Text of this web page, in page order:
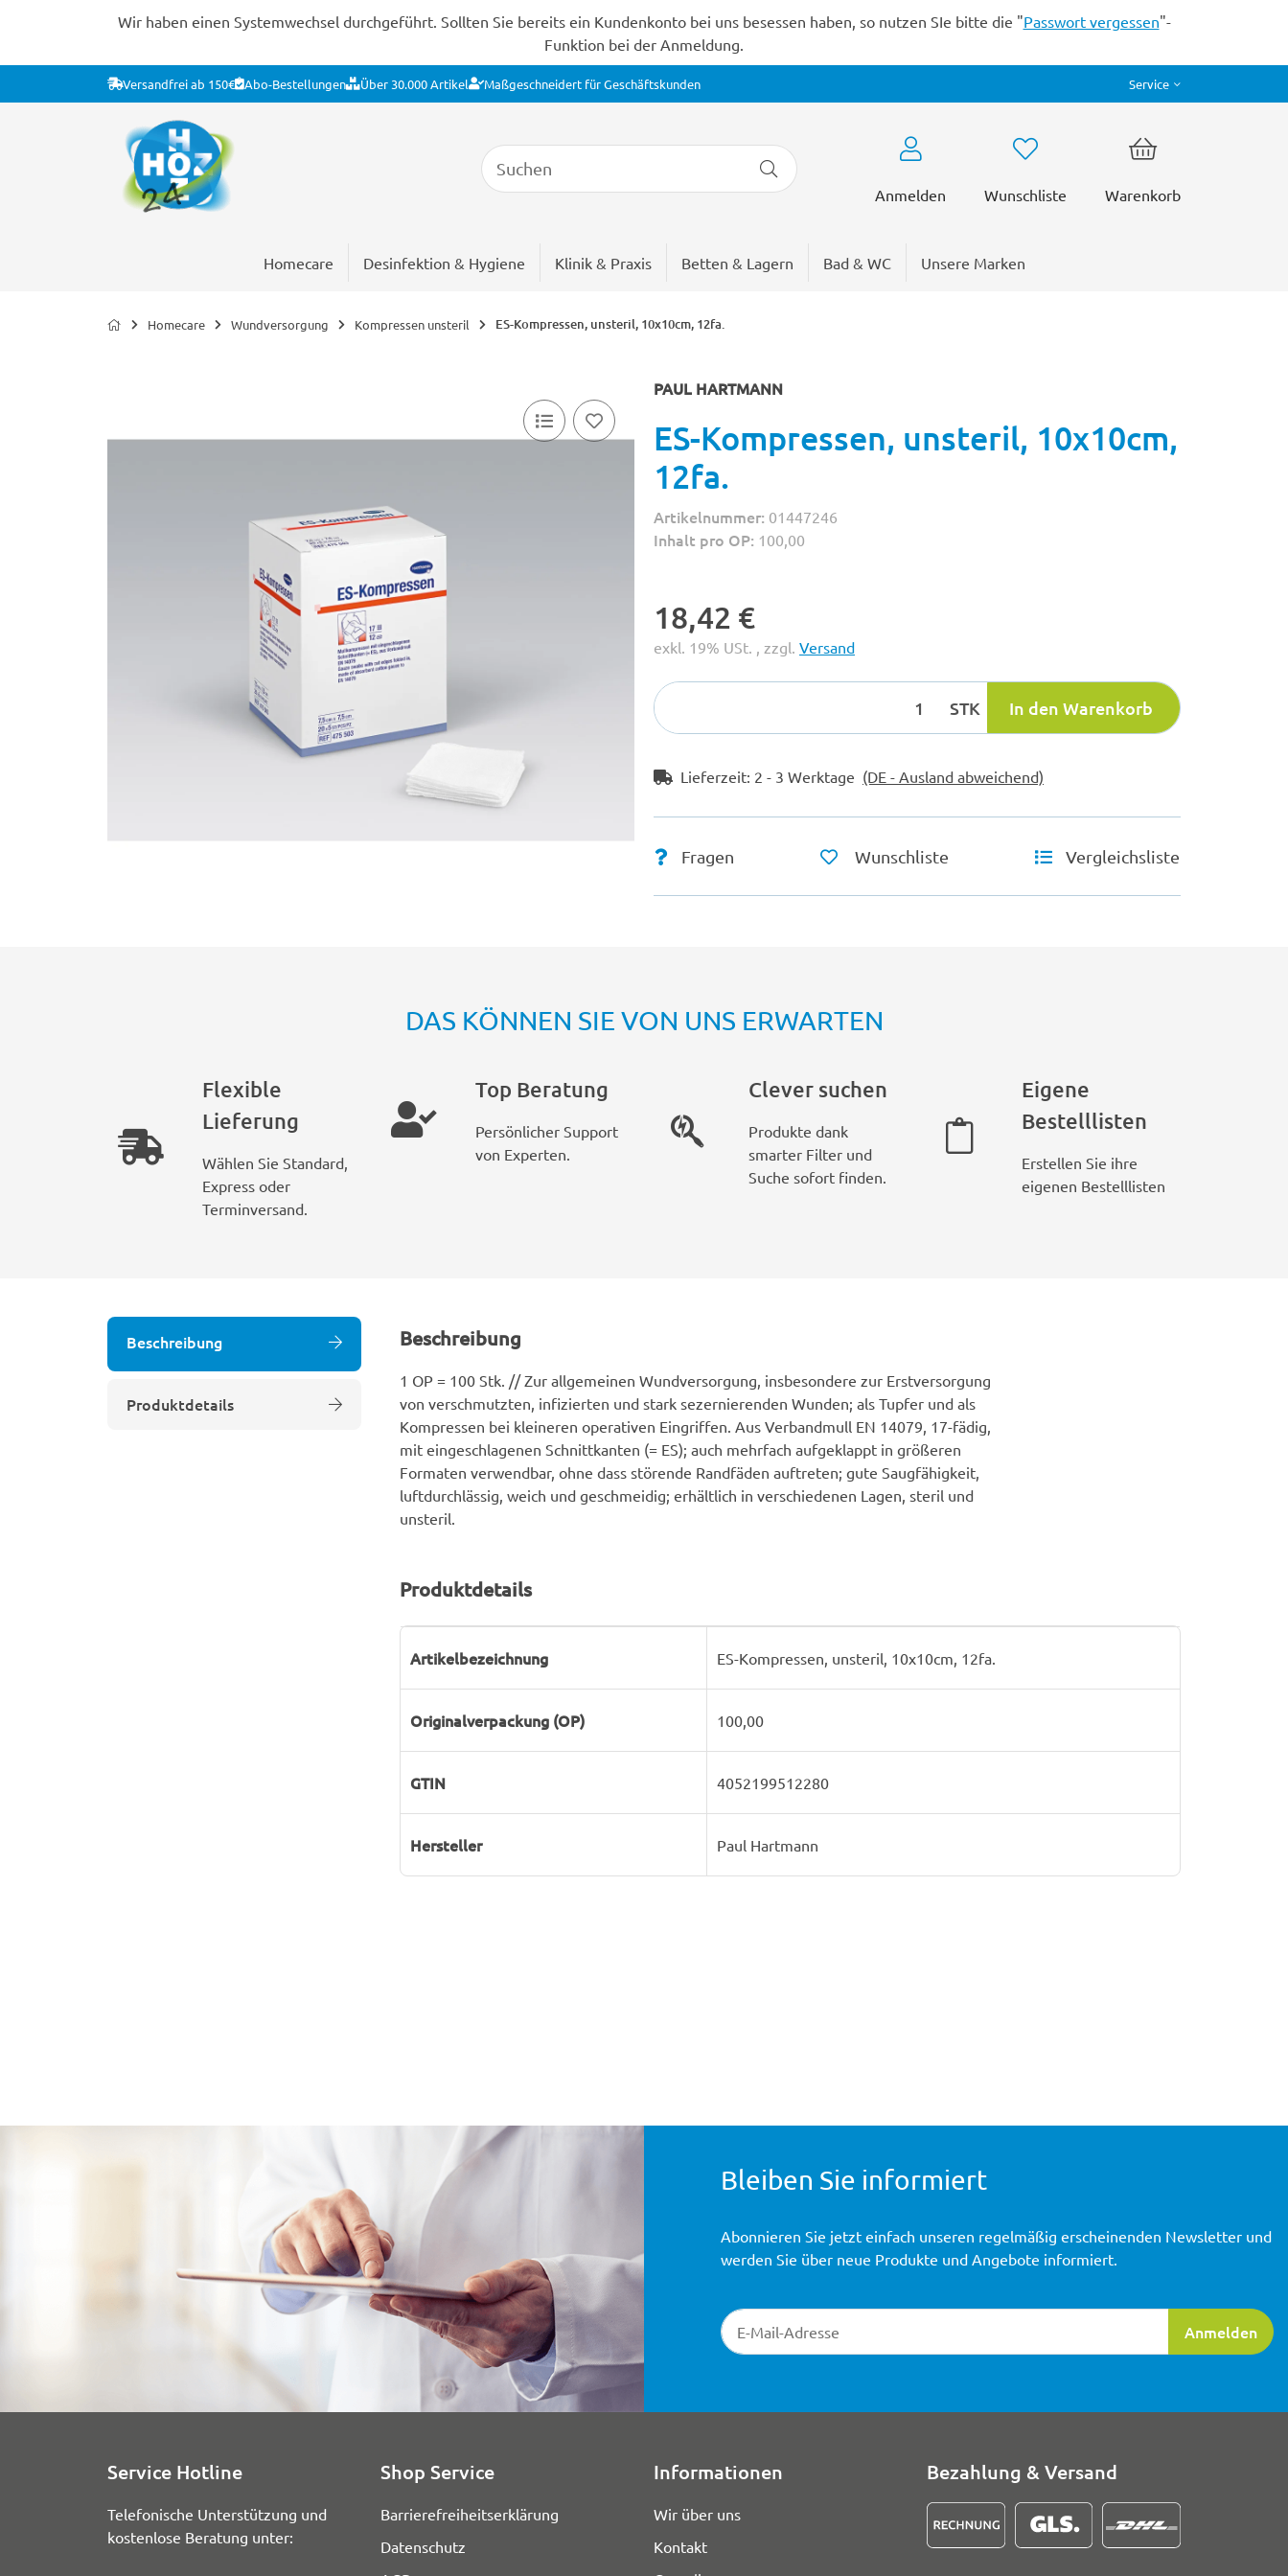
Wir haben einen Systemwechsel durchgeführt. Sollten Sie bereits ein Kundenkonto bei uns besessen haben, so nutzen SIe bitte die "Passwort vergessen"-
Funktion bei der Anmeldung.
Versandfrei ab 150€ Abo-Bestellungen Über 30.000 Artikel Maßgeschneidert für Geschäftskunden Service
Anmelden Wunschliste Warenkorb
Homecare Desinfektion & Hygiene Klinik & Praxis Betten & Lagern Bad & WC Unsere Marken
Homecare Wundversorgung Kompressen unsteril ES-Kompressen, unsteril, 10x10cm, 12fa.
PAUL HARTMANN
ES-Kompressen, unsteril, 10x10cm,
12fa.
Artikelnummer: 01447246
Inhalt pro OP: 100,00
18,42 €
exkl. 19% USt. , zzgl. Versand
STK In den Warenkorb
Lieferzeit: 2 - 3 Werktage (DE - Ausland abweichend)
Fragen Wunschliste Vergleichsliste
DAS KÖNNEN SIE VON UNS ERWARTEN
Flexible
Lieferung
Wählen Sie Standard,
Express oder
Terminversand.
Top Beratung
Persönlicher Support
von Experten.
Clever suchen
Produkte dank
smarter Filter und
Suche sofort finden.
Eigene
Bestelllisten
Erstellen Sie ihre
eigenen Bestelllisten
Beschreibung
Produktdetails
Beschreibung
1 OP = 100 Stk. // Zur allgemeinen Wundversorgung, insbesondere zur Erstversorgung
von verschmutzten, infizierten und stark sezernierenden Wunden; als Tupfer und als
Kompressen bei kleineren operativen Eingriffen. Aus Verbandmull EN 14079, 17-fädig,
mit eingeschlagenen Schnittkanten (= ES); auch mehrfach aufgeklappt in größeren
Formaten verwendbar, ohne dass störende Randfäden auftreten; gute Saugfähigkeit,
luftdurchlässig, weich und geschmeidig; erhältlich in verschiedenen Lagen, steril und
unsteril.
Produktdetails
Artikelbezeichnung ES-Kompressen, unsteril, 10x10cm, 12fa.
Originalverpackung (OP) 100,00
GTIN 4052199512280
Hersteller Paul Hartmann
Bleiben Sie informiert
Newsletter-Registrierung
Anmelden
Abonnieren Sie jetzt einfach unseren regelmäßig erscheinenden Newsletter und
werden Sie über neue Produkte und Angebote informiert.
Service Hotline
Telefonische Unterstützung und
kostenlose Beratung unter:
Shop Service
Barrierefreiheitserklärung
Datenschutz
Informationen
Wir über uns
Kontakt
Bezahlung & Versand